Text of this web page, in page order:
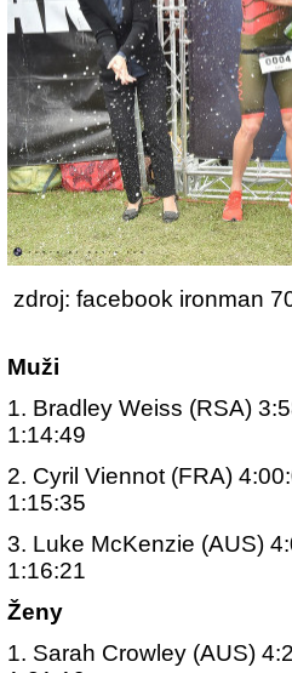
zdroj: facebook ironman
Muži
1. Bradley Weiss (RSA)
1:14:49
2. Cyril Viennot (FRA)
1:15:35
3. Luke McKenzie (AUS)
1:16:21
Ženy
1. Sarah Crowley (AUS)